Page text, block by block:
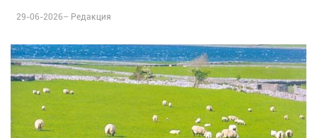
29-06-2026– Редакция